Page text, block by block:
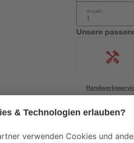
Anzahl:
Unsere
Mengenrabatt